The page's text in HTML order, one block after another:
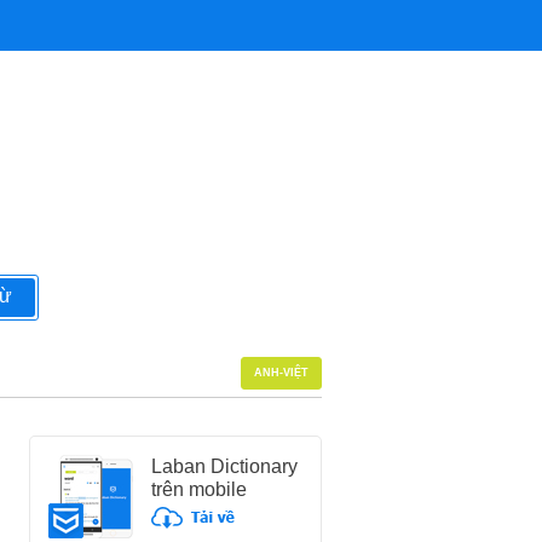
Laban Dictionary
trên mobile
ANH-VIỆT